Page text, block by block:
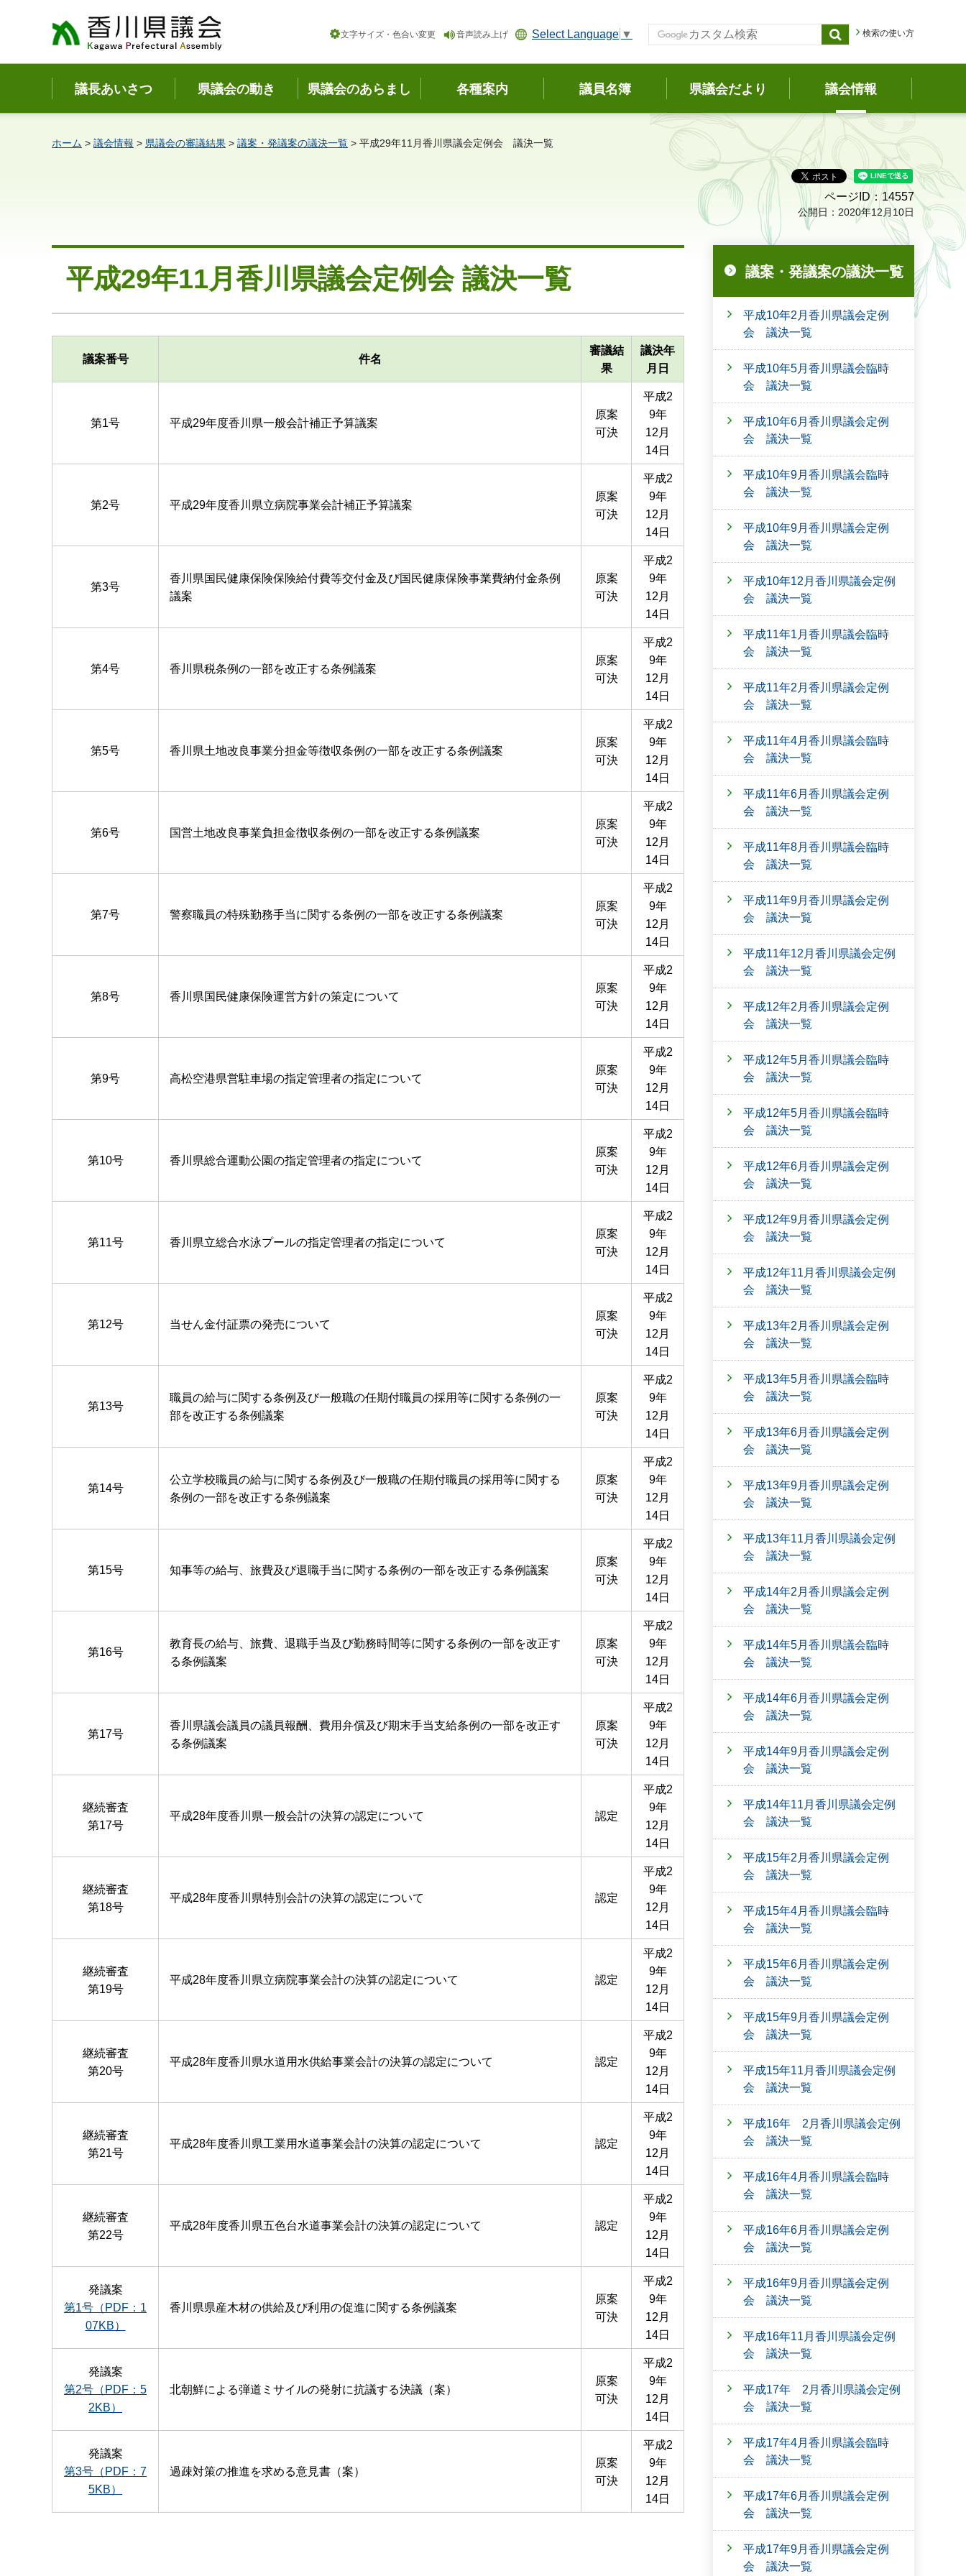
香川県議会 文字サイズ・色合い変更 音声読み上げ Select Language ▼ 検索の使い方
議長あいさつ 県議会の動き 県議会のあらまし 各種案内 議員名簿 県議会だより 議会情報
ホーム > 議会情報 > 県議会の審議結果 > 議案・発議案の議決一覧 > 平成29年11月香川県議会定例会 議決一覧
ページID：14557
公開日：2020年12月10日
平成29年11月香川県議会定例会 議決一覧
議案番号 件名
審議結
果
議決年
月日
第1号 平成29年度香川県一般会計補正予算議案
原案
可決
平成2
9年
12月
14日
第2号 平成29年度香川県立病院事業会計補正予算議案
原案
可決
平成2
9年
12月
14日
第3号
香川県国民健康保険保険給付費等交付金及び国民健康保険事業費納付金条例
議案
原案
可決
平成2
9年
12月
14日
第4号 香川県税条例の一部を改正する条例議案
原案
可決
平成2
9年
12月
14日
第5号 香川県土地改良事業分担金等徴収条例の一部を改正する条例議案
原案
可決
平成2
9年
12月
14日
第6号 国営土地改良事業負担金徴収条例の一部を改正する条例議案
原案
可決
平成2
9年
12月
14日
第7号 警察職員の特殊勤務手当に関する条例の一部を改正する条例議案
原案
可決
平成2
9年
12月
14日
第8号 香川県国民健康保険運営方針の策定について
原案
可決
平成2
9年
12月
14日
第9号 高松空港県営駐車場の指定管理者の指定について
原案
可決
平成2
9年
12月
14日
第10号 香川県総合運動公園の指定管理者の指定について
原案
可決
平成2
9年
12月
14日
第11号 香川県立総合水泳プールの指定管理者の指定について
原案
可決
平成2
9年
12月
14日
第12号 当せん金付証票の発売について
原案
可決
平成2
9年
12月
14日
第13号
職員の給与に関する条例及び一般職の任期付職員の採用等に関する条例の一
部を改正する条例議案
原案
可決
平成2
9年
12月
14日
第14号
公立学校職員の給与に関する条例及び一般職の任期付職員の採用等に関する
条例の一部を改正する条例議案
原案
可決
平成2
9年
12月
14日
第15号 知事等の給与、旅費及び退職手当に関する条例の一部を改正する条例議案
原案
可決
平成2
9年
12月
14日
第16号
教育長の給与、旅費、退職手当及び勤務時間等に関する条例の一部を改正す
る条例議案
原案
可決
平成2
9年
12月
14日
第17号
香川県議会議員の議員報酬、費用弁償及び期末手当支給条例の一部を改正す
る条例議案
原案
可決
平成2
9年
12月
14日
継続審査
第17号
平成28年度香川県一般会計の決算の認定について 認定
平成2
9年
12月
14日
継続審査
第18号
平成28年度香川県特別会計の決算の認定について 認定
平成2
9年
12月
14日
継続審査
第19号
平成28年度香川県立病院事業会計の決算の認定について 認定
平成2
9年
12月
14日
継続審査
第20号
平成28年度香川県水道用水供給事業会計の決算の認定について 認定
平成2
9年
12月
14日
継続審査
第21号
平成28年度香川県工業用水道事業会計の決算の認定について 認定
平成2
9年
12月
14日
継続審査
第22号
平成28年度香川県五色台水道事業会計の決算の認定について 認定
平成2
9年
12月
14日
発議案
第1号（PDF：1
07KB）
香川県県産木材の供給及び利用の促進に関する条例議案
原案
可決
平成2
9年
12月
14日
発議案
第2号（PDF：5
2KB）
北朝鮮による弾道ミサイルの発射に抗議する決議（案）
原案
可決
平成2
9年
12月
14日
発議案
第3号（PDF：7
5KB）
過疎対策の推進を求める意見書（案）
原案
可決
平成2
9年
12月
14日
議案・発議案の議決一覧
平成10年2月香川県議会定例
会 議決一覧
平成10年5月香川県議会臨時
会 議決一覧
平成10年6月香川県議会定例
会 議決一覧
平成10年9月香川県議会臨時
会 議決一覧
平成10年9月香川県議会定例
会 議決一覧
平成10年12月香川県議会定例
会 議決一覧
平成11年1月香川県議会臨時
会 議決一覧
平成11年2月香川県議会定例
会 議決一覧
平成11年4月香川県議会臨時
会 議決一覧
平成11年6月香川県議会定例
会 議決一覧
平成11年8月香川県議会臨時
会 議決一覧
平成11年9月香川県議会定例
会 議決一覧
平成11年12月香川県議会定例
会 議決一覧
平成12年2月香川県議会定例
会 議決一覧
平成12年5月香川県議会臨時
会 議決一覧
平成12年5月香川県議会臨時
会 議決一覧
平成12年6月香川県議会定例
会 議決一覧
平成12年9月香川県議会定例
会 議決一覧
平成12年11月香川県議会定例
会 議決一覧
平成13年2月香川県議会定例
会 議決一覧
平成13年5月香川県議会臨時
会 議決一覧
平成13年6月香川県議会定例
会 議決一覧
平成13年9月香川県議会定例
会 議決一覧
平成13年11月香川県議会定例
会 議決一覧
平成14年2月香川県議会定例
会 議決一覧
平成14年5月香川県議会臨時
会 議決一覧
平成14年6月香川県議会定例
会 議決一覧
平成14年9月香川県議会定例
会 議決一覧
平成14年11月香川県議会定例
会 議決一覧
平成15年2月香川県議会定例
会 議決一覧
平成15年4月香川県議会臨時
会 議決一覧
平成15年6月香川県議会定例
会 議決一覧
平成15年9月香川県議会定例
会 議決一覧
平成15年11月香川県議会定例
会 議決一覧
平成16年 2月香川県議会定例
会 議決一覧
平成16年4月香川県議会臨時
会 議決一覧
平成16年6月香川県議会定例
会 議決一覧
平成16年9月香川県議会定例
会 議決一覧
平成16年11月香川県議会定例
会 議決一覧
平成17年 2月香川県議会定例
会 議決一覧
平成17年4月香川県議会臨時
会 議決一覧
平成17年6月香川県議会定例
会 議決一覧
平成17年9月香川県議会定例
会 議決一覧